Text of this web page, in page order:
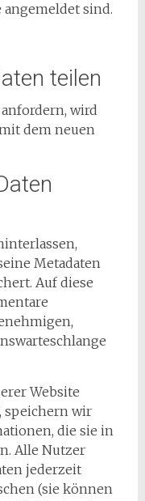
angemeldet sind.
teilen
wird
dem neuen
Metadaten
Auf diese
Website
speichern wir
die sie in
Alle Nutzer
jederzeit
(sie können